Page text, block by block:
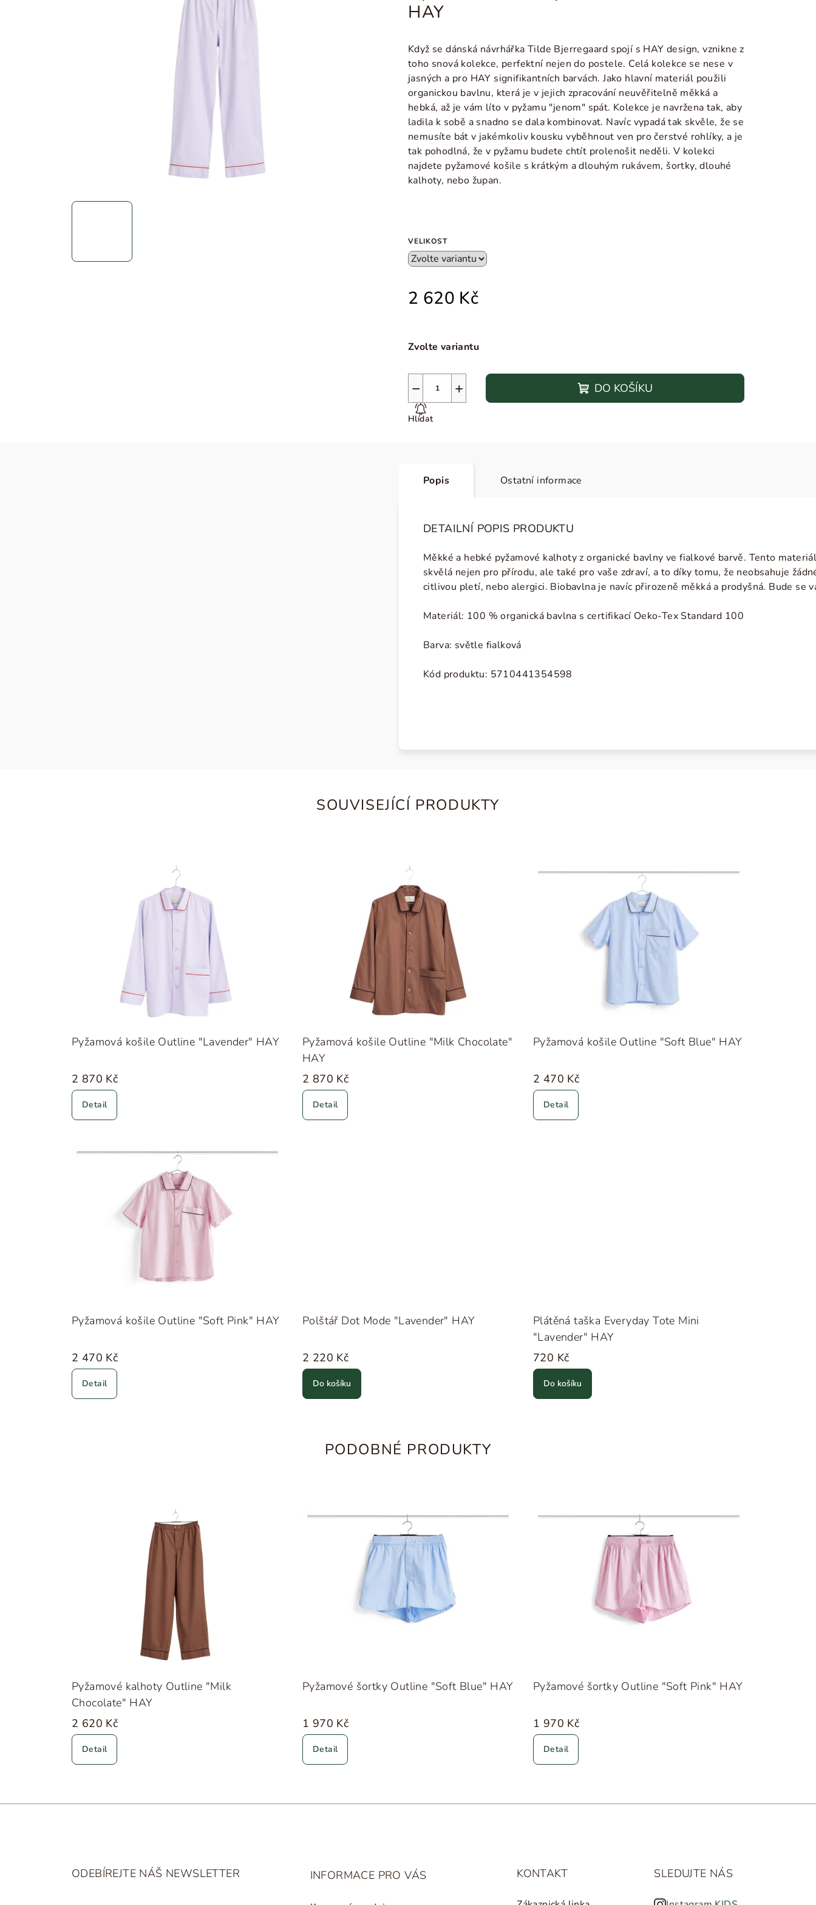
HAY
Když se dánská návrhářka Tilde Bjerregaard spojí s HAY design, vznikne z
toho snová kolekce, perfektní nejen do postele. Celá kolekce se nese v
jasných a pro HAY signifikantních barvách. Jako hlavní materiál použili
organickou bavlnu, která je v jejich zpracování neuvěřitelně měkká a
hebká, až je vám líto v pyžamu "jenom" spát. Kolekce je navržena tak, aby
ladila k sobě a snadno se dala kombinovat. Navíc vypadá tak skvěle, že se
nemusíte bát v jakémkoliv kousku vyběhnout ven pro čerstvé rohlíky, a je
tak pohodlná, že v pyžamu budete chtít prolenošit neděli. V kolekci
najdete pyžamové košile s krátkým a dlouhým rukávem, šortky, dlouhé
kalhoty, nebo župan.
VELIKOST
2 620 Kč
Zvolte variantu
+
− DO KOŠÍKU
Hlídat
Popis Ostatní informace
DETAILNÍ POPIS PRODUKTU
Měkké a hebké pyžamové kalhoty z organické bavlny ve fialkové barvě. Tento
skvělá nejen pro přírodu, ale také pro vaše zdraví, a to díky tomu, že neobsahuje
citlivou pletí, nebo alergici. Biobavlna je navíc přirozeně měkká a prodyšná. Bude se
Materiál: 100 % organická bavlna s certifikací Oeko-Tex Standard 100
Barva: světle fialková
Kód produktu: 5710441354598
SOUVISEJÍCÍ PRODUKTY
Pyžamová košile Outline "Lavender" HAY
2 870 Kč
Detail
Pyžamová košile Outline "Milk Chocolate"
HAY
2 870 Kč
Detail
Pyžamová košile Outline "Soft Blue" HAY
2 470 Kč
Detail
Pyžamová košile Outline "Soft Pink" HAY
2 470 Kč
Detail
Polštář Dot Mode "Lavender" HAY
2 220 Kč
Do košíku
Plátěná taška Everyday Tote Mini
"Lavender" HAY
720 Kč
Do košíku
PODOBNÉ PRODUKTY
Pyžamové kalhoty Outline "Milk
Chocolate" HAY
2 620 Kč
Detail
Pyžamové šortky Outline "Soft Blue" HAY
1 970 Kč
Detail
Pyžamové šortky Outline "Soft Pink" HAY
1 970 Kč
Detail
ODEBÍREJTE NÁŠ NEWSLETTER INFORMACE PRO VÁS KONTAKT SLEDUJTE NÁS